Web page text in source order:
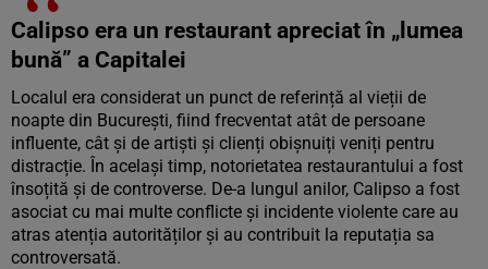
Calipso era un restaurant apreciat în „lumea
bună” a Capitalei
Localul era considerat un punct de referință al vieții de
noapte din București, fiind frecventat atât de persoane
influente, cât și de artiști și clienți obișnuiți veniți pentru
distracție. În același timp, notorietatea restaurantului a fost
însoțită și de controverse. De-a lungul anilor, Calipso a fost
asociat cu mai multe conflicte și incidente violente care au
atras atenția autorităților și au contribuit la reputația sa
controversată.